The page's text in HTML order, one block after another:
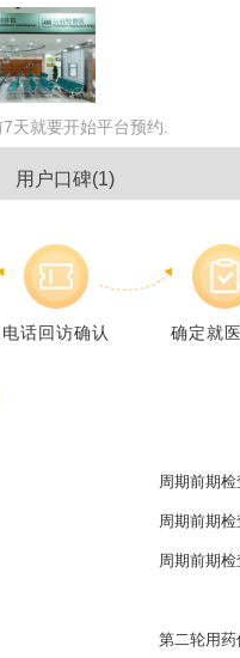
天就要开始平台预约.
用户口碑(1)
电话回访确认 确定就
周期前期
周期前期
周期前期
第二轮用药